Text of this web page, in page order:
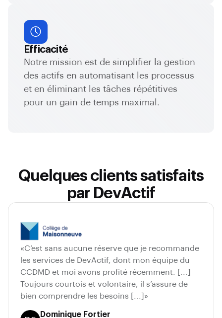
Efficacité
Notre mission est de simplifier la gestion
des actifs en automatisant les processus
et en éliminant les tâches répétitives
pour un gain de temps maximal.
Quelques clients satisfaits
par DevActif
«C’est sans aucune réserve que je recommande
les services de DevActif, dont mon équipe du
CCDMD et moi avons profité récemment. [...]
Toujours courtois et volontaire, il s’assure de
bien comprendre les besoins [...]»
Dominique Fortier